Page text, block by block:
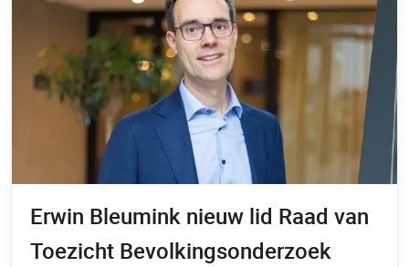
Erwin Bleumink nieuw lid Raad van
Toezicht Bevolkingsonderzoek